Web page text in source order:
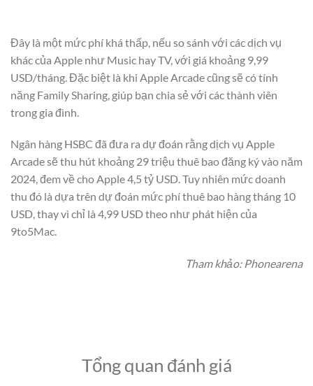
Đây là một mức phí khá thấp, nếu so sánh với các dịch vụ
khác của Apple như Music hay TV, với giá khoảng 9,99
USD/tháng. Đặc biệt là khi Apple Arcade cũng sẽ có tính
năng Family Sharing, giúp bạn chia sẻ với các thành viên
trong gia đình.
Ngân hàng HSBC đã đưa ra dự đoán rằng dịch vụ Apple
Arcade sẽ thu hút khoảng 29 triệu thuê bao đăng ký vào năm
2024, đem về cho Apple 4,5 tỷ USD. Tuy nhiên mức doanh
thu đó là dựa trên dự đoán mức phí thuê bao hàng tháng 10
USD, thay vì chỉ là 4,99 USD theo như phát hiện của
9to5Mac.
Tham khảo: Phonearena
Tổng quan đánh giá